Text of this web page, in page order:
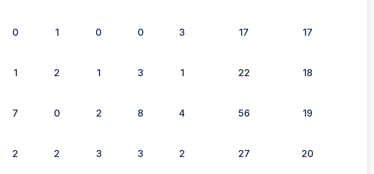
0 1 0 0 3 17 17
1 2 1 3 1 22 18
7 0 2 8 4 56 19
2 2 3 3 2 27 20